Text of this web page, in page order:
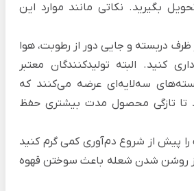
بگیرید. نکاتی مانند موارد این
ظرف دربسته و جایی دور از رطوبت، هوا
کنید. البته تولیدکنندگان معتبر
سه‌لایه‌ای عرضه می‌کنند که
تا تازگی محصول مدت بیشتری حفظ
پیش از شروع دم‌آوری کمی گرم کنید
روشن شدن شعله باعث سوختن قهوه